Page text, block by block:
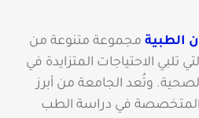
الطبيةمجموعة متنوعة من
تلبي الاحتياجات المتزايدة في
وتُعد الجامعة من أبرز
المتخصصة في دراسة الطب